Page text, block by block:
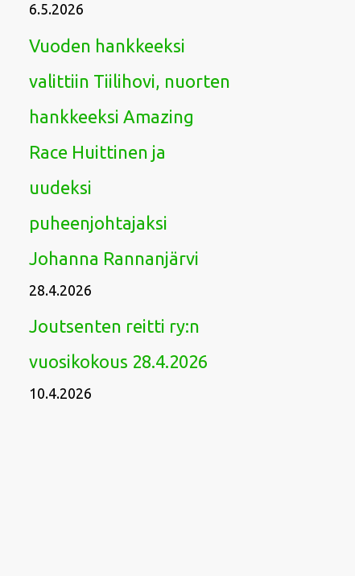
6.5.2026
Vuoden hankkeeksi
valittiin Tiilihovi, nuorten
hankkeeksi Amazing
Race Huittinen ja
uudeksi
puheenjohtajaksi
Johanna Rannanjärvi
28.4.2026
Joutsenten reitti ry:n
vuosikokous 28.4.2026
10.4.2026